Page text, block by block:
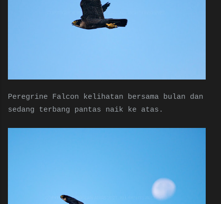
Peregrine Falcon kelihatan bersama bulan dan
sedang terbang pantas naik ke atas.